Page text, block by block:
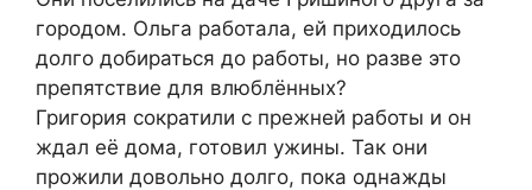
городом. Ольга работала, ей приходилось
долго добираться до работы, но разве это
препятствие для влюблённых?
Григория сократили с прежней работы и он
ждал её дома, готовил ужины. Так они
прожили довольно долго, пока однажды